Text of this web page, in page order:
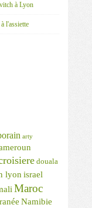
à Lyon
l'assiette
arty
douala
lyon israel
Maroc
Namibie